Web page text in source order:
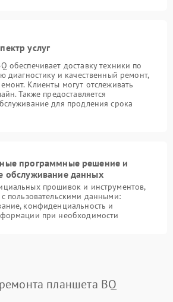
услуг
обеспечивает доставку техники по
диагностику и качественный ремонт,
Клиенты могут отслеживать
Также предоставляется
для продления срока
программные решение и
обслуживание данных
прошивок и инструментов,
пользовательскими данными:
конфиденциальность и
при необходимости
планшета BQ